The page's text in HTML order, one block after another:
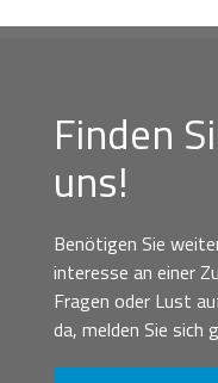
Finden
uns!
Benötigen Sie
interesse an einer
Fragen oder Lust
da, melden Sie sich